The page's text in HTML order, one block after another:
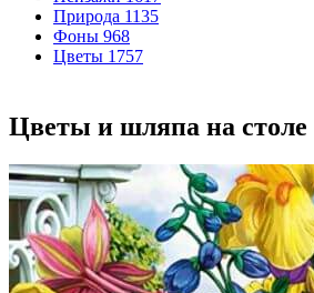
Природа 1135
Фоны 968
Цветы 1757
Цветы и шляпа на столе